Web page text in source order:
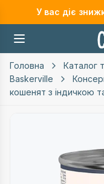
У вас діє
Головна Каталог
Baskerville
кошенят з індичкою